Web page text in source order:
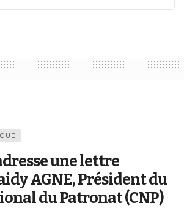
une lettre
AGNE, Président du
du Patronat (CNP)